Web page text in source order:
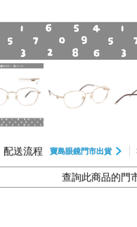
配送流程 寶島眼鏡門市出貨
查詢此商品的門